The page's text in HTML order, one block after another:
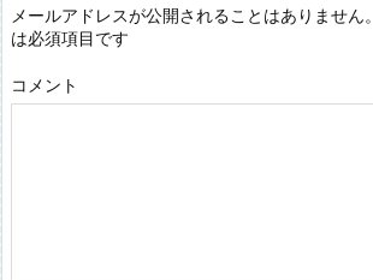
メールアドレスが公開されることはありません。
は必須項目です
コメント